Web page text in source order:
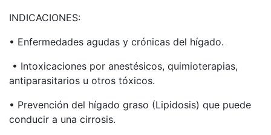
INDICACIONES:
• Enfermedades agudas y crónicas del hígado.
• Intoxicaciones por anestésicos, quimioterapias,
antiparasitarios u otros tóxicos.
• Prevención del hígado graso (Lipidosis) que puede
conducir a una cirrosis.